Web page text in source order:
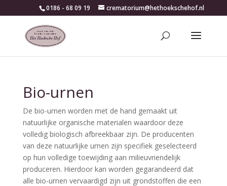
0186 - 68 09 19 crematorium@hethoekschehof.nl
Bio-urnen
De bio-urnen worden met de hand gemaakt uit
natuurlijke organische materialen waardoor deze
volledig biologisch afbreekbaar zijn. De producenten
van deze natuurlijke urnen zijn specifiek geselecteerd
op hun volledige toewijding aan milieuvriendelijk
produceren. Hierdoor kan worden gegarandeerd dat
alle bio-urnen vervaardigd zijn uit grondstoffen die een